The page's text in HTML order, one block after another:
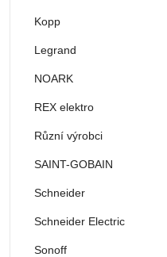
Kopp
Legrand
NOARK
REX elektro
Různí výrobci
SAINT-GOBAIN
Schneider
Schneider Electric
Sonoff